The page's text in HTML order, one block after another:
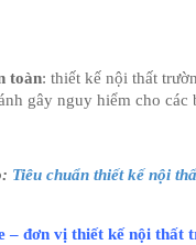
toàn: thiết kế nội thất
gây nguy hiểm cho
Tiêu chuẩn thiết kế nội
– đơn vị thiết kế nội thất